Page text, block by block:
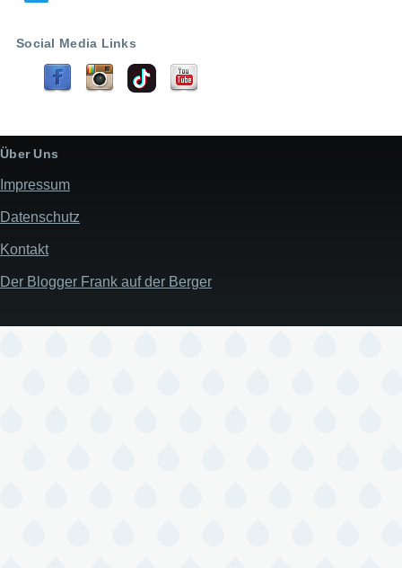
Social Media Links
Über Uns
Impressum
Datenschutz
Kontakt
Der Blogger Frank auf der Berger